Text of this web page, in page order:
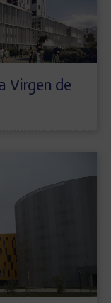
Virgen de